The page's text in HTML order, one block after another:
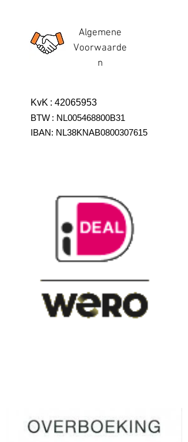
Algemene
Voorwaarde
n
KvK : 42065953
BTW : NL005468800B31
IBAN: NL38KNAB0800307615